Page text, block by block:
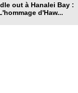
out à Hanalei Bay :
d'Haw...